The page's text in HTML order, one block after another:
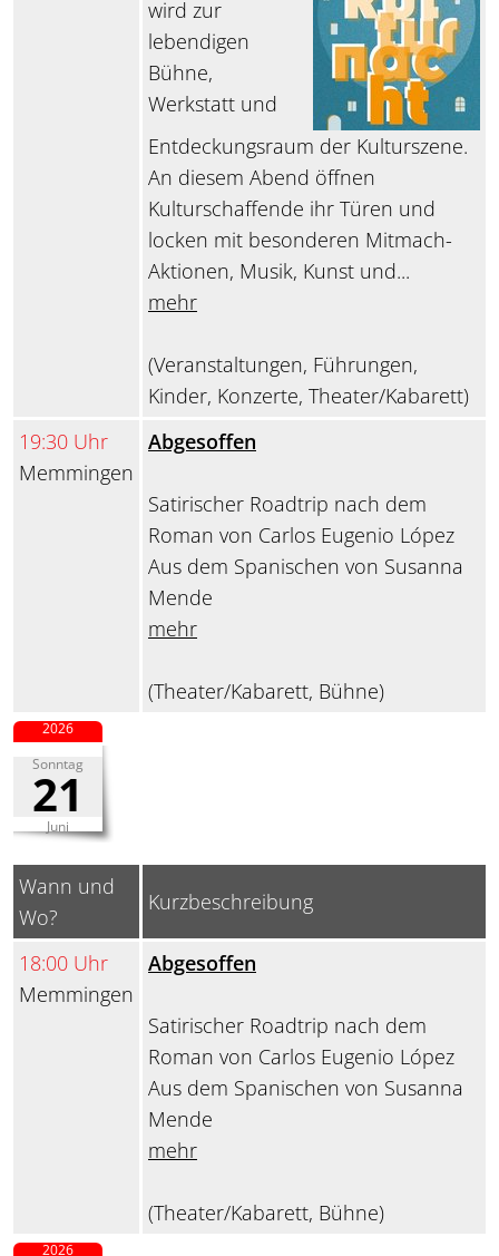
wird zur
lebendigen
Bühne,
Werkstatt und
Entdeckungsraum der Kulturszene.
An diesem Abend öffnen
Kulturschaffende ihr Türen und
locken mit besonderen Mitmach-
Aktionen, Musik, Kunst und...
mehr
(Veranstaltungen, Führungen,
Kinder, Konzerte, Theater/Kabarett)
19:30 Uhr
Memmingen
Abgesoffen
Satirischer Roadtrip nach dem
Roman von Carlos Eugenio López
Aus dem Spanischen von Susanna
Mende
mehr
(Theater/Kabarett, Bühne)
Sonntag
21
Juni
2026
Wann und
Wo?
Kurzbeschreibung
18:00 Uhr
Memmingen
Abgesoffen
Satirischer Roadtrip nach dem
Roman von Carlos Eugenio López
Aus dem Spanischen von Susanna
Mende
mehr
(Theater/Kabarett, Bühne)
2026